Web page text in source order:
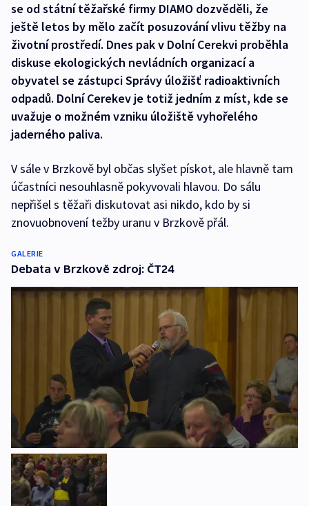
se od státní těžařské firmy DIAMO dozvěděli, že
ještě letos by mělo začít posuzování vlivu těžby na
životní prostředí. Dnes pak v Dolní Cerekvi proběhla
diskuse ekologických nevládních organizací a
obyvatel se zástupci Správy úložišť radioaktivních
odpadů. Dolní Cerekev je totiž jedním z míst, kde se
uvažuje o možném vzniku úložiště vyhořelého
jaderného paliva.
V sále v Brzkově byl občas slyšet pískot, ale hlavně tam
účastníci nesouhlasně pokyvovali hlavou. Do sálu
nepřišel s těžaři diskutovat asi nikdo, kdo by si
znovuobnovení težby uranu v Brzkově přál.
GALERIE
Debata v Brzkově zdroj: ČT24